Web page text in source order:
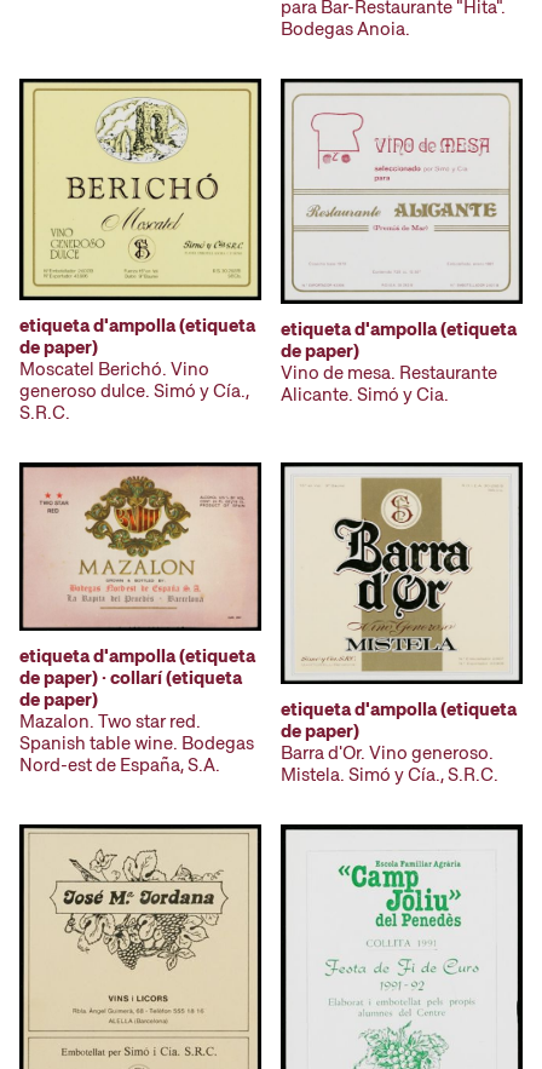
para Bar-Restaurante "Hita".
Bodegas Anoia.
etiqueta d'ampolla (etiqueta
de paper)
Moscatel Berichó. Vino
generoso dulce. Simó y Cía.,
S.R.C.
etiqueta d'ampolla (etiqueta
de paper)
Vino de mesa. Restaurante
Alicante. Simó y Cia.
etiqueta d'ampolla (etiqueta
de paper) · collarí (etiqueta
de paper)
Mazalon. Two star red.
Spanish table wine. Bodegas
Nord-est de España, S.A.
etiqueta d'ampolla (etiqueta
de paper)
Barra d'Or. Vino generoso.
Mistela. Simó y Cía., S.R.C.